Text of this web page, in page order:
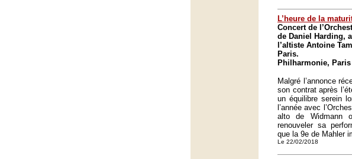
L’heure de la
Concert de
de Daniel Harding,
l’altiste Antoine
Paris.
Philharmonie, Paris
Malgré l’annonce
son contrat après
un équilibre serein
l’année avec
alto de Widmann
renouveler sa
que la 9e de Mahler
Le 22/02/2018